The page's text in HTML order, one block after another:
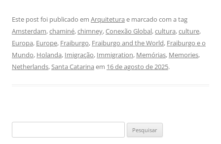
Este post foi publicado em Arquitetura e marcado com a tag
Amsterdam,chaminé,chimney,Conexão Global,cultura,culture,
Europa, Europe, Fraiburgo, Fraiburgo and the World, Fraiburgo e o
Mundo, Holanda, Imigração, Immigration, Memórias, Memories,
Netherlands,Santa Catarina em 16 de agosto de 2025.
por: